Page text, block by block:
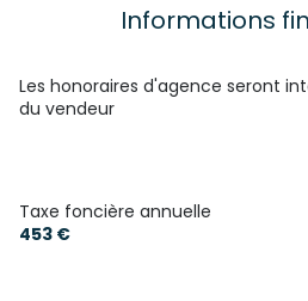
Chauffage collectif :
1 garage(s)
Informations
Les honoraires d'agence seront
du vendeur
Taxe foncière annuelle
453 €